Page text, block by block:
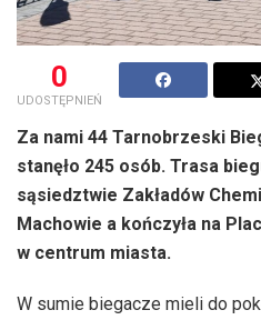
0
UDOSTĘPNIEŃ
Za nami 44 Tarnobrzeski
stanęło 245 osób. Trasa
sąsiedztwie Zakładów
Machowie a kończyła na
w centrum miasta.
W sumie biegacze mieli do